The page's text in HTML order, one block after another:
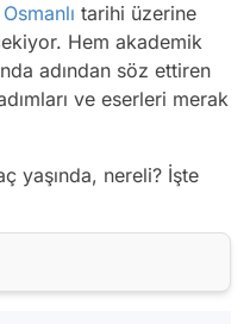
Osmanlı tarihi üzerine
Hem akademik
adından söz ettiren
ve eserleri merak
yaşında, nereli? İşte